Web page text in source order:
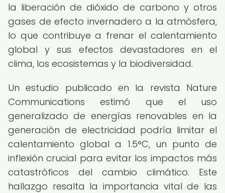
la liberación de dióxido de carbono y otros
gases de efecto invernadero a la atmósfera,
lo que contribuye a frenar el calentamiento
global y sus efectos devastadores en el
clima, los ecosistemas y la biodiversidad.
Un estudio publicado en la revista Nature
Communications estimó que el uso
generalizado de energías renovables en la
generación de electricidad podría limitar el
calentamiento global a 1.5°C, un punto de
inflexión crucial para evitar los impactos más
catastróficos del cambio climático. Este
hallazgo resalta la importancia vital de las